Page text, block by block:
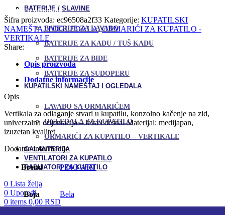
BATERIJE / SLAVINE
BATERIJE ZA LAVABO
BATERIJE ZA KADU / TUŠ KADU
BATERIJE ZA BIDE
BATERIJE ZA SUDOPERU
KUPATILSKI NAMEŠTAJ I OGLEDALA
LAVABO SA ORMARIĆEM
OGLEDALA ZA KUPATILO
ORMARIĆI ZA KUPATILO – VERTIKALE
GALANTERIJA
VENTILATORI ZA KUPATILO
RADIJATORI ZA KUPATILO
0 Lista želja
0 Uporedi
0 items 0,00 RSD
Dodaj u omiljene
Šifra proizvoda: ec96508a2f33 Kategorije: KUPATILSKI
NAMEŠTAJ I OGLEDALA, ORMARIĆI ZA KUPATILO -
VERTIKALE
Share:
Opis proizvoda
Dodatne informacije
Opis
Vertikala za odlaganje stvari u kupatilu, konzolno kačenje na zid,
univerzalna orijentacija – leva i desna. Materijal: medijapan,
izuzetan kvalitet
Dodatne informacije
Brend PINO ART
Boja Bela